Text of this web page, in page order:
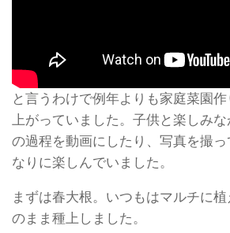
と言うわけで例年よりも家庭菜園
上がっていました。子供と楽しみ
の過程を動画にしたり、写真を撮
なりに楽しんでいました。
まずは春大根。いつもはマルチに
のまま種上しました。